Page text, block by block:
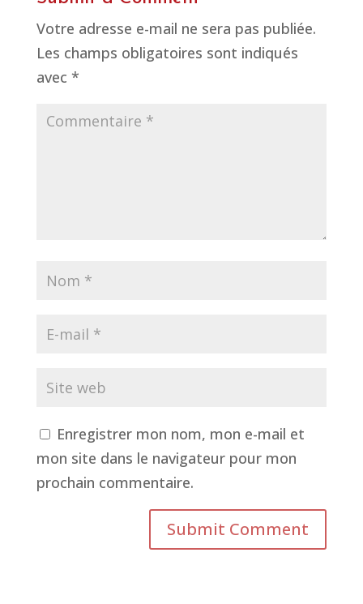
Votre adresse e-mail ne sera pas publiée.
Les champs obligatoires sont indiqués
avec *
Enregistrer mon nom, mon e-mail et
mon site dans le navigateur pour mon
prochain commentaire.